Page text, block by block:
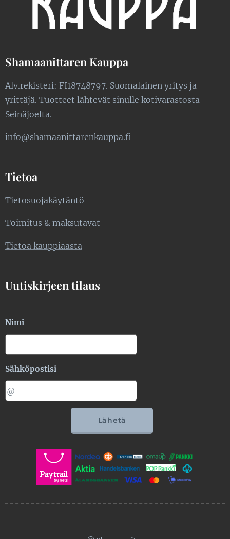
Shamaanittaren Kauppa
Alv.rekisteri: FI18748797. Suomalainen yritys ja
yrittäjä. Tuotteet lähtevät sinulle kotivarastosta
Seinäjoelta.
info@shamaanittarenkauppa.fi
Tietoa
Tietosuojakäytäntö
Toimitus & maksutavat
Tietoa kauppiaasta
Uutiskirjeen tilaus
Nimi
Sähköpostisi
Lähetä